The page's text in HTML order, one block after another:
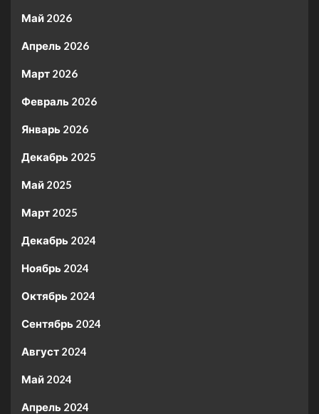
Май 2026
Апрель 2026
Март 2026
Февраль 2026
Январь 2026
Декабрь 2025
Май 2025
Март 2025
Декабрь 2024
Ноябрь 2024
Октябрь 2024
Сентябрь 2024
Август 2024
Май 2024
Апрель 2024